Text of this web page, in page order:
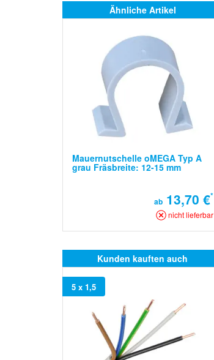
Ähnliche Artikel
Mauernutschelle oMEGA Typ A
grau Fräsbreite: 12-15 mm
ab13,70 €*
nicht lieferbar
Kunden kauften auch
5 x 1,5